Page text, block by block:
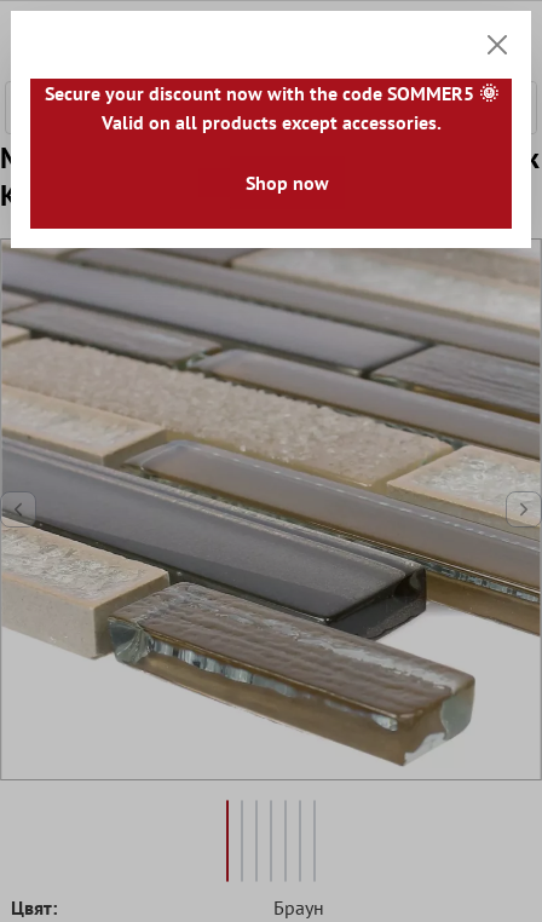
Mодел от Стъклена Чаша Естествен Kамък
Kерамична Mозайка Kozan Kафяво
Цвят:
Браун
Secure your discount now with the code SOMMER5 🌞
Valid on all products except accessories.
Shop now